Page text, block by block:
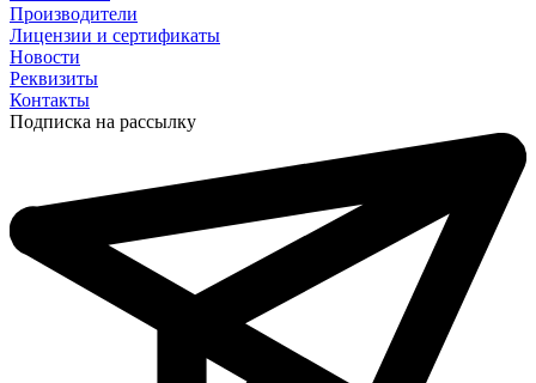
Производители
Лицензии и сертификаты
Новости
Реквизиты
Контакты
Подписка на рассылку